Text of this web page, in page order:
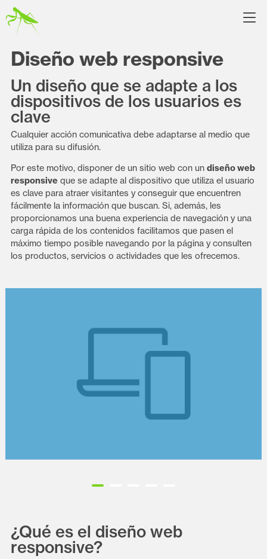
Diseño web responsive
Un diseño que se adapte a los
dispositivos de los usuarios es
clave
Cualquier acción comunicativa debe adaptarse al medio que
utiliza para su difusión.
Por este motivo, disponer de un sitio web con un diseño web
responsive que se adapte al dispositivo que utiliza el usuario
es clave para atraer visitantes y conseguir que encuentren
fácilmente la información que buscan. Si, además, les
proporcionamos una buena experiencia de navegación y una
carga rápida de los contenidos facilitamos que pasen el
máximo tiempo posible navegando por la página y consulten
los productos, servicios o actividades que les ofrecemos.
¿Qué es el diseño web
responsive?